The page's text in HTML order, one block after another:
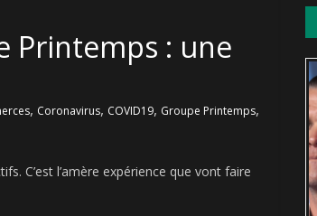
Printemps : une
, Coronavirus, COVID19, Groupe Printemps,
C’est l’amère expérience que vont faire